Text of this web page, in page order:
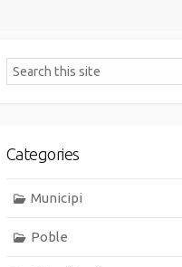
Search
Categories
Municipi
Poble